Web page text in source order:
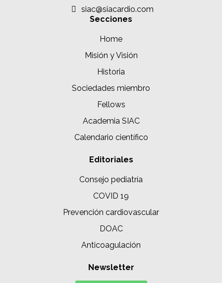
siac@siacardio.com
Secciones
Home
Misión y Visión
Historia
Sociedades miembro
Fellows
Academia SIAC
Calendario científico
Editoriales
Consejo pediatría
COVID 19
Prevención cardiovascular
DOAC
Anticoagulación
Newsletter